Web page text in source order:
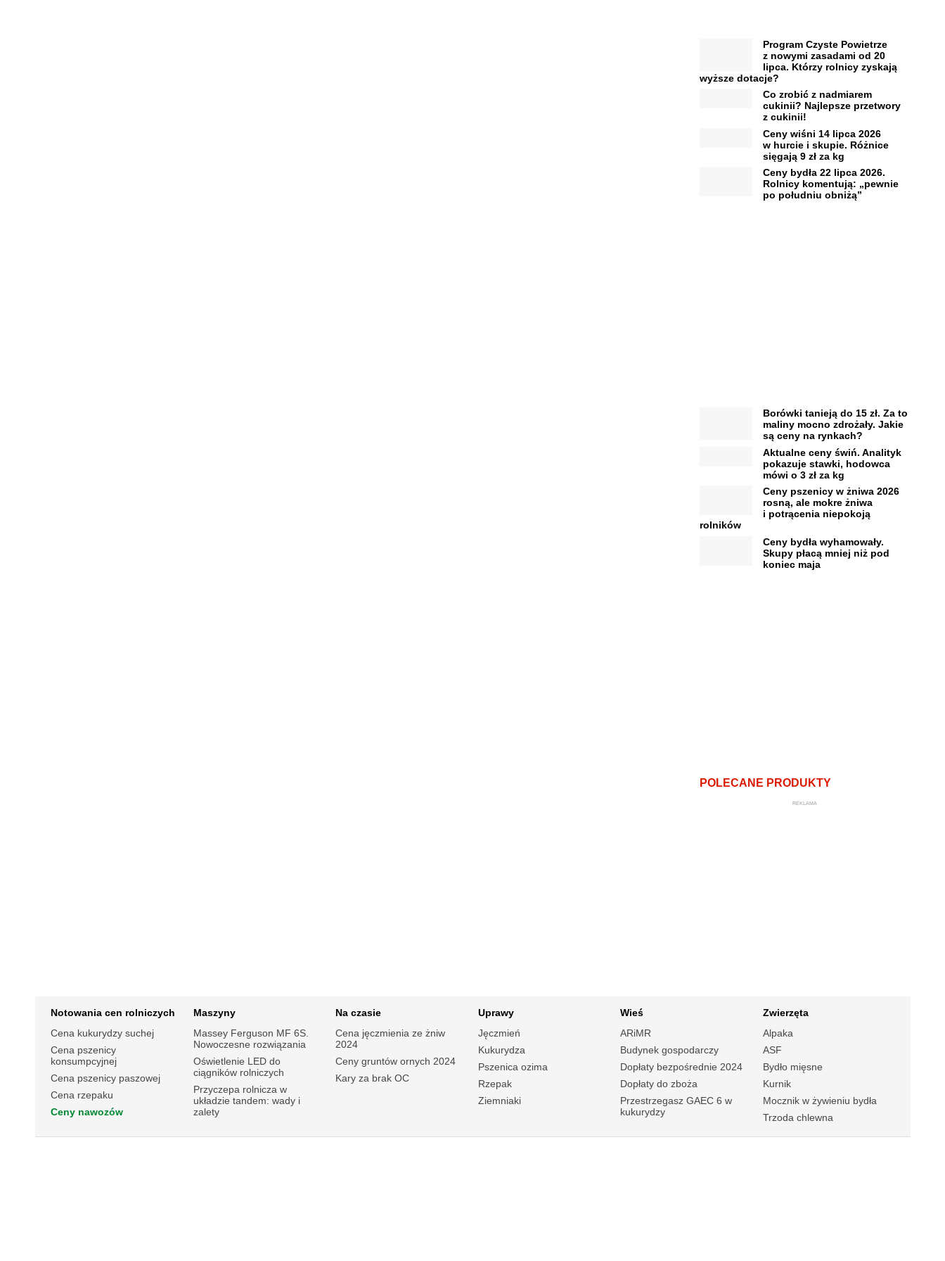
Program Czyste Powietrze
z nowymi zasadami od 20
lipca. Którzy rolnicy zyskają
wyższe dotacje?
Co zrobić z nadmiarem
cukinii? Najlepsze przetwory
z cukinii!
Ceny wiśni 14 lipca 2026
w hurcie i skupie. Różnice
sięgają 9 zł za kg
Ceny bydła 22 lipca 2026.
Rolnicy komentują: „pewnie
po południu obniżą”
Borówki tanieją do 15 zł. Za to
maliny mocno zdrożały. Jakie
są ceny na rynkach?
Aktualne ceny świń. Analityk
pokazuje stawki, hodowca
mówi o 3 zł za kg
Ceny pszenicy w żniwa 2026
rosną, ale mokre żniwa
i potrącenia niepokoją
rolników
Ceny bydła wyhamowały.
Skupy płacą mniej niż pod
koniec maja
POLECANE PRODUKTY
REKLAMA
Notowania cen rolniczych
Cena kukurydzy suchej
Cena pszenicy
konsumpcyjnej
Cena pszenicy paszowej
Cena rzepaku
Ceny nawozów
Maszyny
Massey Ferguson MF 6S.
Nowoczesne rozwiązania
Oświetlenie LED do
ciągników rolniczych
Przyczepa rolnicza w
układzie tandem: wady i
zalety
Na czasie
Cena jęczmienia ze żniw
2024
Ceny gruntów ornych 2024
Kary za brak OC
Uprawy
Jęczmień
Kukurydza
Pszenica ozima
Rzepak
Ziemniaki
Wieś
ARiMR
Budynek gospodarczy
Dopłaty bezpośrednie 2024
Dopłaty do zboża
Przestrzegasz GAEC 6 w
kukurydzy
Zwierzęta
Alpaka
ASF
Bydło mięsne
Kurnik
Mocznik w żywieniu bydła
Trzoda chlewna